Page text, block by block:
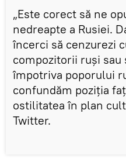
„Este corect să ne
nedreapte a Rusiei.
încerci să cenzurezi
compozitorii ruşi sau
împotriva poporului
confundăm poziţia
ostilitatea în plan
Twitter.